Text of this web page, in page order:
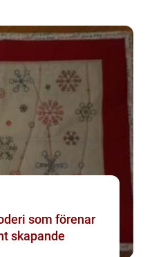
skapande